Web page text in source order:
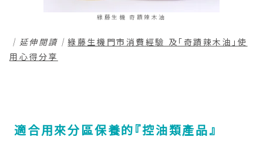
綠藤生機 奇蹟辣木油
｜延伸閱讀｜綠藤生機門市消費經驗 及「奇蹟辣木油」使
用心得分享
適合用來分區保養的『控油類產品』